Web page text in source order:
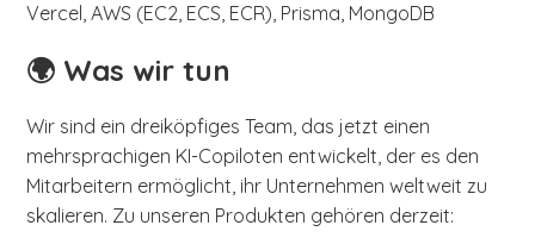
Vercel, AWS (EC2, ECS, ECR), Prisma, MongoDB
🌍 Was wir tun
Wir sind ein dreiköpfiges Team, das jetzt einen
mehrsprachigen KI-Copiloten entwickelt, der es den
Mitarbeitern ermöglicht, ihr Unternehmen weltweit zu
skalieren. Zu unseren Produkten gehören derzeit: